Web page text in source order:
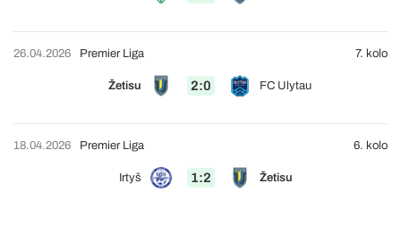
26.04.2026
Žetisu 2:0 FC Ulytau
Premier Liga 7. kolo
18.04.2026
Irtyš 1:2 Žetisu
Premier Liga 6. kolo